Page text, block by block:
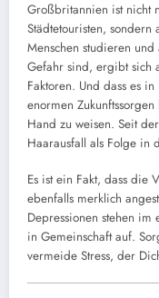
Großbritannien ist nicht
Städtetouristen,
Menschen studieren
Gefahr sind, ergibt sich
Faktoren. Und dass es
enormen
Hand zu weisen. Seit
Haarausfall als Folge in
Es ist ein Fakt, dass die
ebenfalls merklich
Depressionen stehen
in Gemeinschaft auf.
vermeide Stress, der